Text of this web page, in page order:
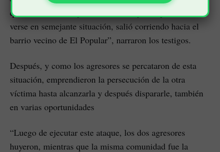
que una de ellas cayó a la carretera y otra persona, al
verse en semejante situación, salió corriendo hacia el
barrio vecino de El Popular”, narraron los testigos.
Después, y como los agresores se percataron de esta
situación, emprendieron la persecución de la otra
víctima hasta alcanzarla y después dispararle, también
en varias oportunidades
“Luego de ejecutar este ataque, los dos agresores
huyeron, mientras que la misma comunidad fue la